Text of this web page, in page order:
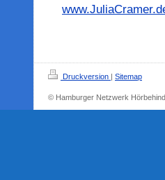
Druckversion | Sitemap
© Hamburger Netzwerk